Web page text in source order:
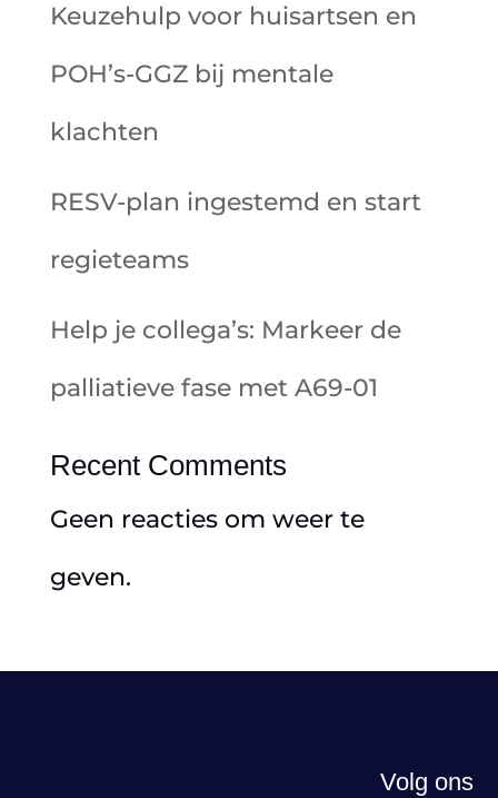
Keuzehulp voor huisartsen en
POH’s-GGZ bij mentale
klachten
RESV-plan ingestemd en start
regieteams
Help je collega’s: Markeer de
palliatieve fase met A69-01
Recent Comments
Geen reacties om weer te
geven.
Volg ons